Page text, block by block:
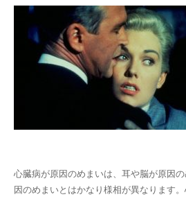
心臓病が原因のめまいは、耳や脳が原因
因のめまいとはかなり様相が異なります